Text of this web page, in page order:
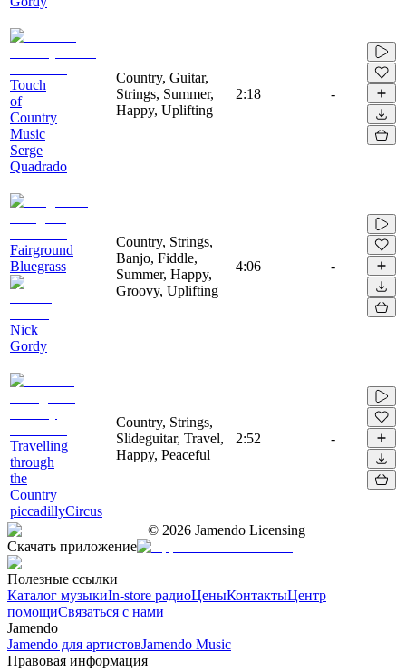
Touch
of
Country
Music
Serge
Quadrado
Country, Guitar,
Strings, Summer,
Happy, Uplifting
2:18 -
Fairground
Bluegrass
Nick
Gordy
Country, Strings,
Banjo, Fiddle,
Summer, Happy,
Groovy, Uplifting
4:06 -
Travelling
through
the
Country
piccadillyCircus
Country, Strings,
Slideguitar, Travel,
Happy, Peaceful
2:52 -
© 2026 Jamendo Licensing
Скачать приложение
Полезные ссылки
Каталог музыкиIn-store радиоЦеныКонтактыЦентр
помощиСвязаться с нами
Jamendo
Jamendo для артистовJamendo Music
Правовая информация